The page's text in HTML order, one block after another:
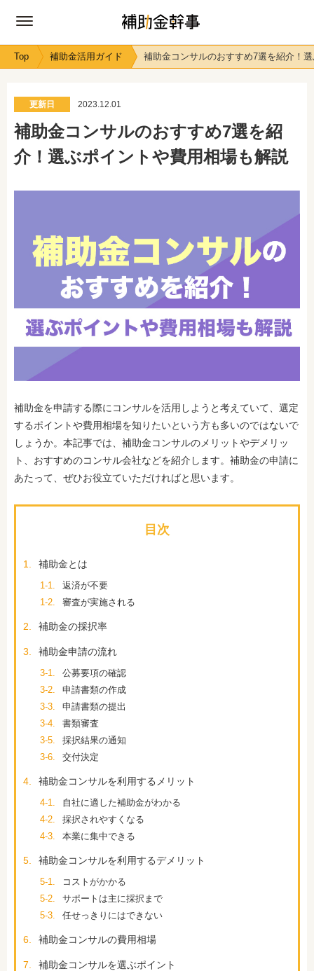
Top 補助金活用ガイド 補助金コンサルのおすすめ7選を紹介！
更新日 2023.12.01
補助金コンサルのおすすめ7選を紹
介！選ぶポイントや費用相場も解説
補助金を申請する際にコンサルを活用しようと考えていて、選定
するポイントや費用相場を知りたいという方も多いのではないで
しょうか。本記事では、補助金コンサルのメリットやデメリッ
ト、おすすめのコンサル会社などを紹介します。補助金の申請に
あたって、ぜひお役立ていただければと思います。
目次
1. 補助金とは
1-1.
返済が不要
1-2.
審査が実施される
2. 補助金の採択率
3. 補助金申請の流れ
3-1.
公募要項の確認
3-2.
申請書類の作成
3-3.
申請書類の提出
3-4.
書類審査
3-5.
採択結果の通知
3-6.
交付決定
4. 補助金コンサルを利用するメリット
4-1.
自社に適した補助金がわかる
4-2.
採択されやすくなる
4-3.
本業に集中できる
5. 補助金コンサルを利用するデメリット
5-1.
コストがかかる
5-2.
サポートは主に採択まで
5-3.
任せっきりにはできない
6. 補助金コンサルの費用相場
7. 補助金コンサルを選ぶポイント